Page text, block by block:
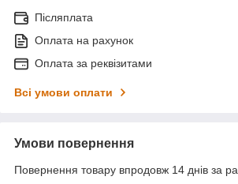
Післяплата
Оплата на рахунок
Оплата за реквізитами
Всі умови оплати
Умови повернення
Повернення товару впродовж 14 днів за